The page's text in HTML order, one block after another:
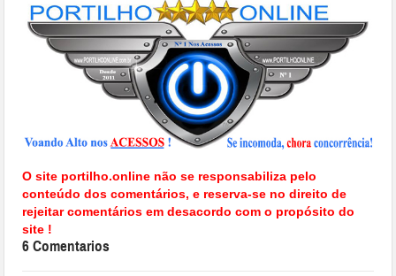
O site portilho.online não se responsabiliza pelo
conteúdo dos comentários, e reserva-se no direito de
rejeitar comentários em desacordo com o propósito do
site !
6 Comentarios